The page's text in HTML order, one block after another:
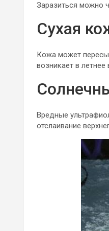
Заразиться можно
Сухая
Кожа может
возникает в
Вредные
отслаивание